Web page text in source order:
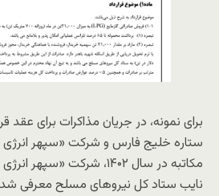
برای نمونه، در جریان مذاکرات برای عقد
ستاره خلیج فارس و شرکت «سپهر
مکاتبه در سال ۱۴۰۲، شرکت
نایب ستاد کل نیروهای مسلح معرفی